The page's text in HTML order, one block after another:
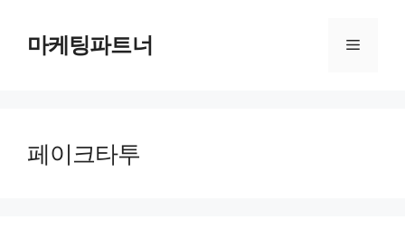
마케팅파트너 Menu
페이크타투